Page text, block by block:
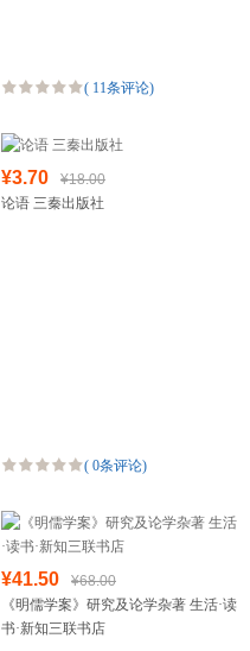
( 11条评论)
¥3.70
¥18.00
论语 三秦出版社
( 0条评论)
¥41.50
¥68.00
《明儒学案》研究及论学杂著 生活·读
书·新知三联书店